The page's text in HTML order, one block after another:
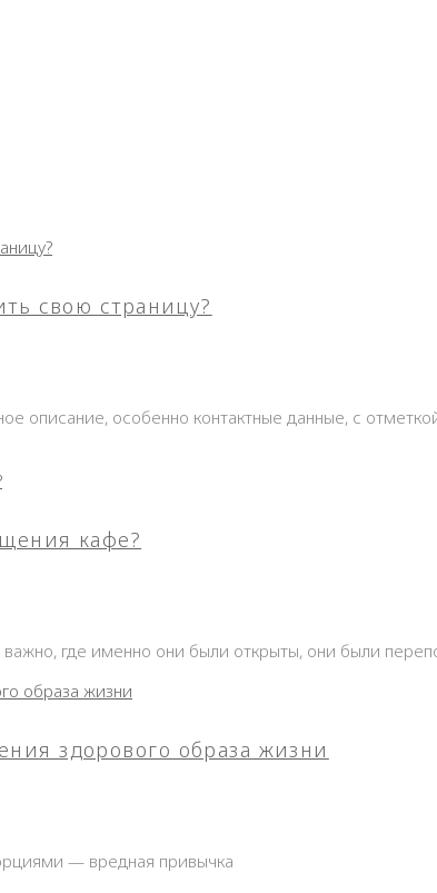
свою страницу?
описание, особенно контактные данные, с
кафе?
где именно они были открыты, они были
здорового образа жизни
— вредная привычка